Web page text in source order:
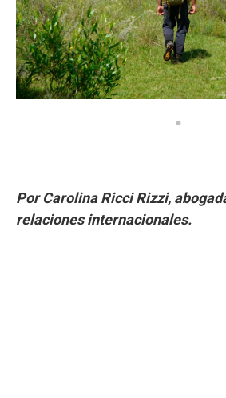
Por Carolina Ricci Rizzi,
relaciones internacionales.